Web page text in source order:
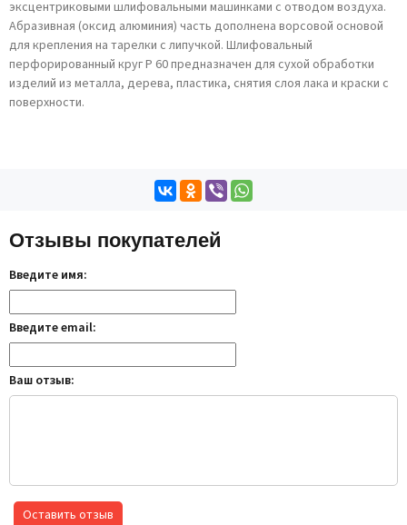
эксцентриковыми шлифовальными машинками с отводом воздуха.
Абразивная (оксид алюминия) часть дополнена ворсовой основой
для крепления на тарелки с липучкой. Шлифовальный
перфорированный круг P 60 предназначен для сухой обработки
изделий из металла, дерева, пластика, снятия слоя лака и краски с
поверхности.
Отзывы покупателей
Введите имя:
Введите email:
Ваш отзыв:
Оставить отзыв